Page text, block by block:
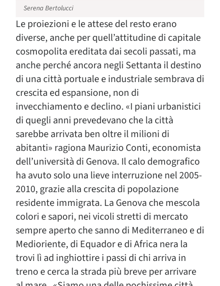
Serena Bertolucci
Le proiezioni e le attese del resto erano
diverse, anche per quell’attitudine di capitale
cosmopolita ereditata dai secoli passati, ma
anche perché ancora negli Settanta il destino
di una città portuale e industriale sembrava di
crescita ed espansione, non di
invecchiamento e declino. «I piani urbanistici
di quegli anni prevedevano che la città
sarebbe arrivata ben oltre il milioni di
abitanti» ragiona Maurizio Conti, economista
dell’università di Genova. Il calo demografico
ha avuto solo una lieve interruzione nel 2005-
2010, grazie alla crescita di popolazione
residente immigrata. La Genova che mescola
colori e sapori, nei vicoli stretti di mercato
sempre aperto che sanno di Mediterraneo e di
Medioriente, di Equador e di Africa nera la
trovi lì ad inghiottire i passi di chi arriva in
treno e cerca la strada più breve per arrivare